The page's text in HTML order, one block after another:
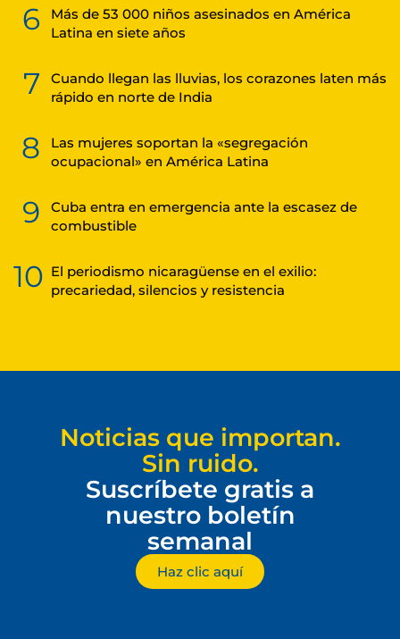
6
Más de 53 000 niños asesinados en América
Latina en siete años
7
Cuando llegan las lluvias, los corazones laten más
rápido en norte de India
8
Las mujeres soportan la «segregación
ocupacional» en América Latina
9
Cuba entra en emergencia ante la escasez de
combustible
10 El periodismo nicaragüense en el exilio:
precariedad, silencios y resistencia
Noticias que importan.
Sin ruido.
Suscríbete gratis a
nuestro boletín
semanal
Haz clic aquí